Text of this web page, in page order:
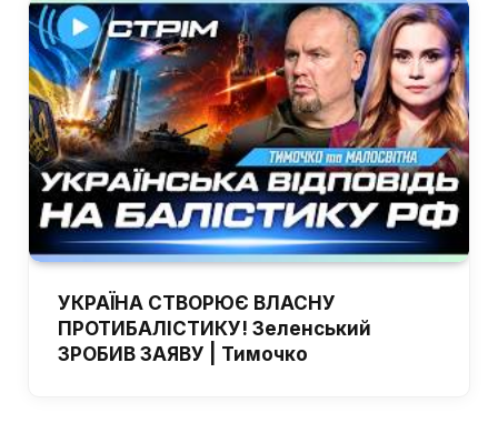
УКРАЇНА СТВОРЮЄ ВЛАСНУ
ПРОТИБАЛІСТИКУ! Зеленський
ЗРОБИВ ЗАЯВУ | Тимочко